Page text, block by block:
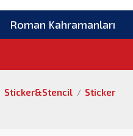
Roman Kahramanları
Sticker&Stencil Sticker